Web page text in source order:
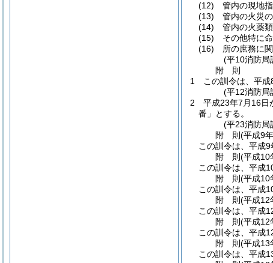
(12)
管内の現地
(13)
管内の火災
(14)
管内の火薬
(15)
その他特に
(16)
所の庶務に関
(平10消防局
附 則
1
この訓令は、平成
(平12消防局
2
平成23年7月16日
番」とする。
(平23消防局
附 則(平成9
この訓令は、平成9
附 則(平成10
この訓令は、平成
附 則(平成10
この訓令は、平成
附 則(平成12
この訓令は、平成
附 則(平成12
この訓令は、平成
附 則(平成13
この訓令は、平成